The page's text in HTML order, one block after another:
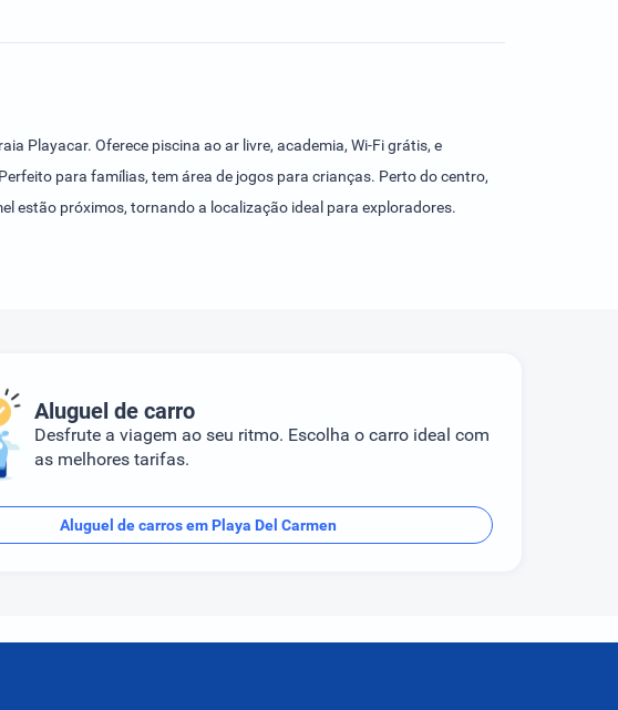
Playacar. Oferece piscina ao ar livre, academia, Wi-Fi grátis, e
para famílias, tem área de jogos para crianças. Perto do centro,
estão próximos, tornando a localização ideal para exploradores.
Aluguel de carro
Desfrute a viagem ao seu ritmo. Escolha o carro ideal com
as melhores tarifas.
Aluguel de carros em Playa Del Carmen